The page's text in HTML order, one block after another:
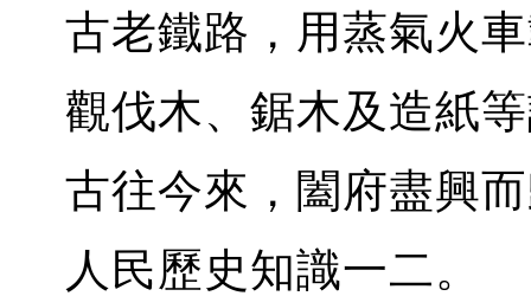
古老鐵路，用蒸氣火
觀伐木、鋸木及造紙
古往今來，闔府盡興
人民歷史知識一二。